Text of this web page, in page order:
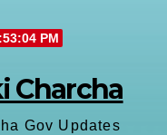
PM
Charcha
Gov Updates